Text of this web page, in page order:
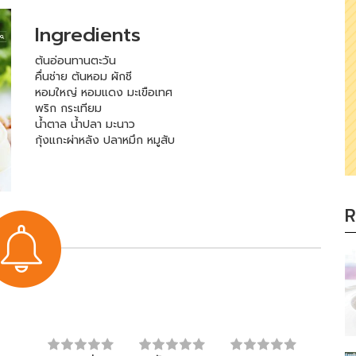
Ingredients
ต้นอ่อนทานตะวัน
คื่นช่าย ต้นหอม ผักชี
หอมใหญ่ หอมแดง มะเขือเทศ
พริก กระเทียม
น้ำตาล น้ำปลา มะนาว
กุ้งแกะผ่าหลัง ปลาหมึก หมูสับ